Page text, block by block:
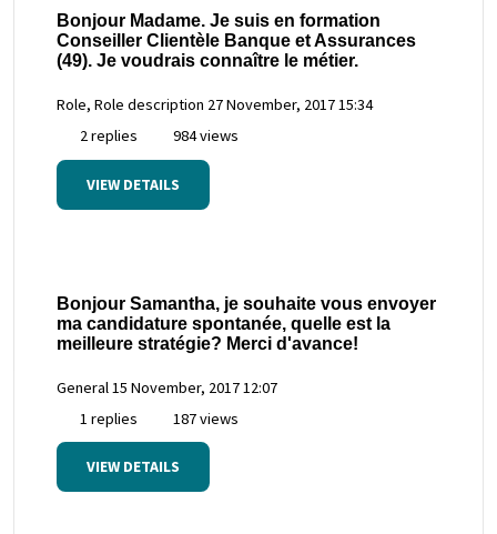
Bonjour Madame. Je suis en formation
Conseiller Clientèle Banque et Assurances
(49). Je voudrais connaître le métier.
Role, Role description 27 November, 2017 15:34
2 replies
984 views
VIEW DETAILS
Bonjour Samantha, je souhaite vous envoyer
ma candidature spontanée, quelle est la
meilleure stratégie? Merci d'avance!
General 15 November, 2017 12:07
1 replies
187 views
VIEW DETAILS